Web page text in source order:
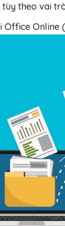
theo vai
Online